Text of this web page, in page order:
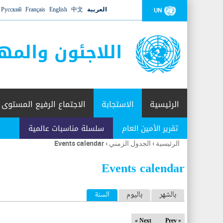
UN العربية 中文
English
Français
Русский
اللاجئون
الرئيسية الاستجابة
تقرير الأمين العام سلسلة مناسبات عالمية
الاجتماع الرفيع المستوى
أنت
هنا
الرئيسية › الجدول الزمني ›
Events calendar
Events calendar
ا
ل
بالشهر باليوم السنة (علامة التبويب النشطة)